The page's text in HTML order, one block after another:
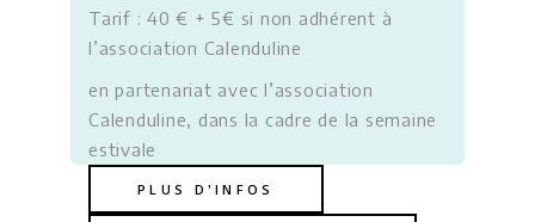
Tarif : 40 € + 5€ si non adhérent à
l’association Calenduline
en partenariat avec l’association
Calenduline, dans la cadre de la semaine
estivale
PLUS D'INFOS